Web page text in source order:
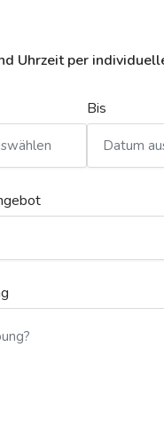
Uhrzeit per
Bis